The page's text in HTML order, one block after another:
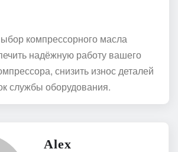
компрессорного масла
надёжную работу вашего
снизить износ деталей
службы оборудования.
Alex